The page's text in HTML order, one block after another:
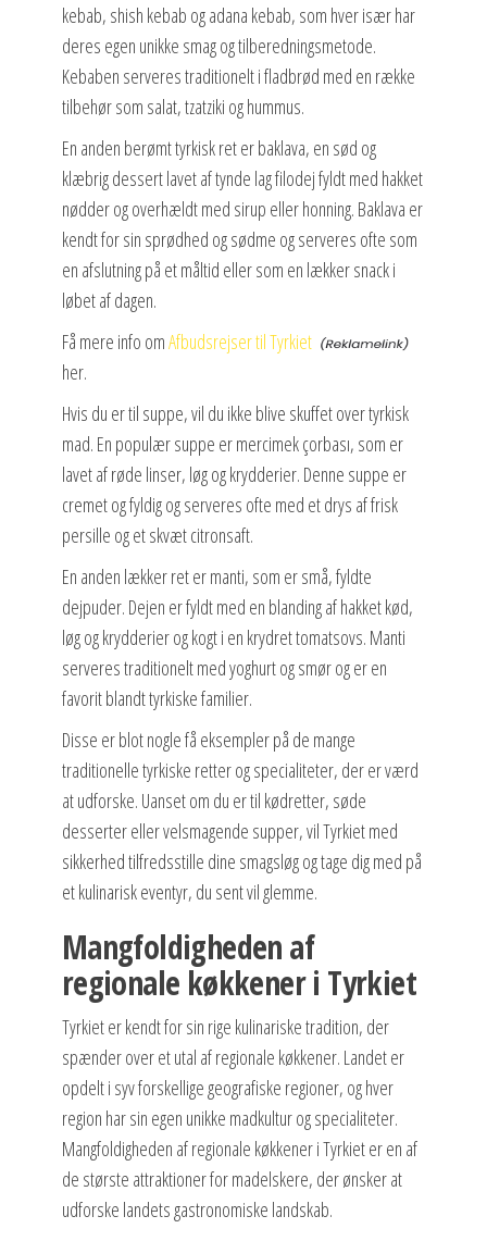
kebab, shish kebab og adana kebab, som hver især har
deres egen unikke smag og tilberedningsmetode.
Kebaben serveres traditionelt i fladbrød med en række
tilbehør som salat, tzatziki og hummus.
En anden berømt tyrkisk ret er baklava, en sød og
klæbrig dessert lavet af tynde lag filodej fyldt med hakket
nødder og overhældt med sirup eller honning. Baklava er
kendt for sin sprødhed og sødme og serveres ofte som
en afslutning på et måltid eller som en lækker snack i
løbet af dagen.
Få mere info omAfbudsrejser til Tyrkiet
her.
Hvis du er til suppe, vil du ikke blive skuffet over tyrkisk
mad. En populær suppe er mercimek çorbası, som er
lavet af røde linser, løg og krydderier. Denne suppe er
cremet og fyldig og serveres ofte med et drys af frisk
persille og et skvæt citronsaft.
En anden lækker ret er manti, som er små, fyldte
dejpuder. Dejen er fyldt med en blanding af hakket kød,
løg og krydderier og kogt i en krydret tomatsovs. Manti
serveres traditionelt med yoghurt og smør og er en
favorit blandt tyrkiske familier.
Disse er blot nogle få eksempler på de mange
traditionelle tyrkiske retter og specialiteter, der er værd
at udforske. Uanset om du er til kødretter, søde
desserter eller velsmagende supper, vil Tyrkiet med
sikkerhed tilfredsstille dine smagsløg og tage dig med på
et kulinarisk eventyr, du sent vil glemme.
Mangfoldigheden af
regionale køkkener i Tyrkiet
Tyrkiet er kendt for sin rige kulinariske tradition, der
spænder over et utal af regionale køkkener. Landet er
opdelt i syv forskellige geografiske regioner, og hver
region har sin egen unikke madkultur og specialiteter.
Mangfoldigheden af regionale køkkener i Tyrkiet er en af
de største attraktioner for madelskere, der ønsker at
udforske landets gastronomiske landskab.